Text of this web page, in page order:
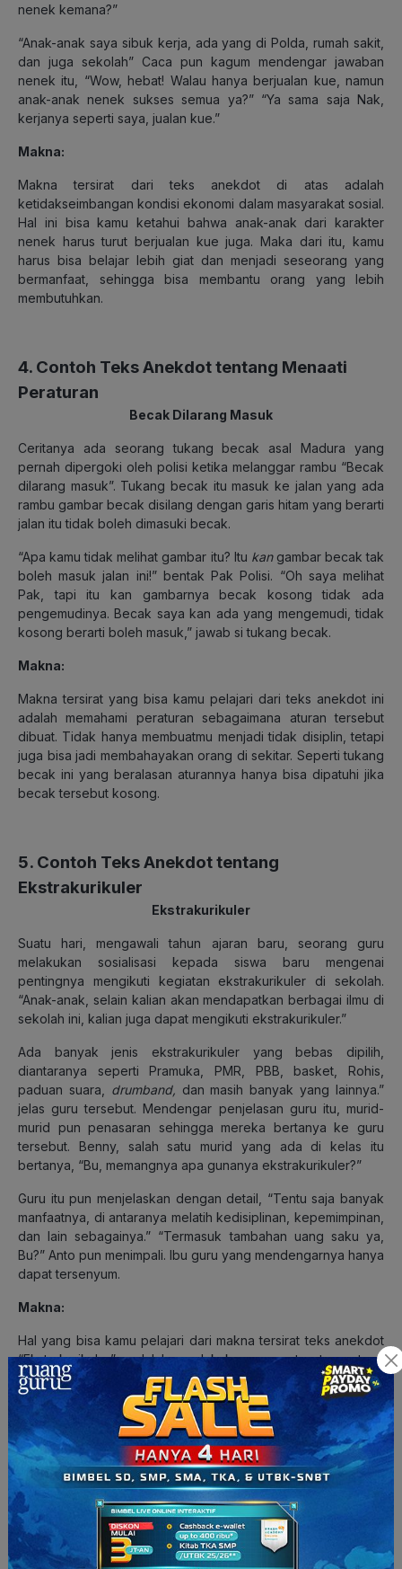
nenek kemana?”
“Anak-anak saya sibuk kerja, ada yang di Polda, rumah sakit,
dan juga sekolah” Caca pun kagum mendengar jawaban
nenek itu, “Wow, hebat! Walau hanya berjualan kue, namun
anak-anak nenek sukses semua ya?” “Ya sama saja Nak,
kerjanya seperti saya, jualan kue.”
Makna:
Makna tersirat dari teks anekdot di atas adalah
ketidakseimbangan kondisi ekonomi dalam masyarakat sosial.
Hal ini bisa kamu ketahui bahwa anak-anak dari karakter
nenek harus turut berjualan kue juga. Maka dari itu, kamu
harus bisa belajar lebih giat dan menjadi seseorang yang
bermanfaat, sehingga bisa membantu orang yang lebih
membutuhkan.
4. Contoh Teks Anekdot tentang Menaati
Peraturan
Becak Dilarang Masuk
Ceritanya ada seorang tukang becak asal Madura yang
pernah dipergoki oleh polisi ketika melanggar rambu “Becak
dilarang masuk”. Tukang becak itu masuk ke jalan yang ada
rambu gambar becak disilang dengan garis hitam yang berarti
jalan itu tidak boleh dimasuki becak.
“Apa kamu tidak melihat gambar itu? Itu kangambar becak tak
boleh masuk jalan ini!” bentak Pak Polisi. “Oh saya melihat
Pak, tapi itu kan gambarnya becak kosong tidak ada
pengemudinya. Becak saya kan ada yang mengemudi, tidak
kosong berarti boleh masuk,” jawab si tukang becak.
Makna:
Makna tersirat yang bisa kamu pelajari dari teks anekdot ini
adalah memahami peraturan sebagaimana aturan tersebut
dibuat. Tidak hanya membuatmu menjadi tidak disiplin, tetapi
juga bisa jadi membahayakan orang di sekitar. Seperti tukang
becak ini yang beralasan aturannya hanya bisa dipatuhi jika
becak tersebut kosong.
5. Contoh Teks Anekdot tentang
Ekstrakurikuler
Ekstrakurikuler
Suatu hari, mengawali tahun ajaran baru, seorang guru
melakukan sosialisasi kepada siswa baru mengenai
pentingnya mengikuti kegiatan ekstrakurikuler di sekolah.
“Anak-anak, selain kalian akan mendapatkan berbagai ilmu di
sekolah ini, kalian juga dapat mengikuti ekstrakurikuler.”
Ada banyak jenis ekstrakurikuler yang bebas dipilih,
diantaranya seperti Pramuka, PMR, PBB, basket, Rohis,
paduan suara, drumband, dan masih banyak yang lainnya.”
jelas guru tersebut. Mendengar penjelasan guru itu, murid-
murid pun penasaran sehingga mereka bertanya ke guru
tersebut. Benny, salah satu murid yang ada di kelas itu
bertanya, “Bu, memangnya apa gunanya ekstrakurikuler?”
Guru itu pun menjelaskan dengan detail, “Tentu saja banyak
manfaatnya, di antaranya melatih kedisiplinan, kepemimpinan,
dan lain sebagainya.” “Termasuk tambahan uang saku ya,
Bu?” Anto pun menimpali. Ibu guru yang mendengarnya hanya
dapat tersenyum.
Makna:
Hal yang bisa kamu pelajari dari makna tersirat teks anekdot
“Ekstrakurikuler” adalah melakukan sesuatu tergantung
niatnya. Tentu mendapatkan uang saku tambahan bagi anak
sekolah merupakan hal yang dapat membuat hati senang.
Namun, kamu harus mengetahui bahwa uang saku tambahan
adalah uang yang diberikan oleh orang tua untuk memenuhi
kebutuhan tambahan. Sehingga, ketika kamu mengikuti
kegiatan ekstrakurikuler, sepatutnya kamu memahami kenapa
kamu ingin bergabung, dan uang saku tambahan yang diberi
orang tuamu harus digunakan sebaik mungkin sesuai
kebutuhan.
Baca Juga: Kumpulan Contoh Kalimat Imperatif disertai